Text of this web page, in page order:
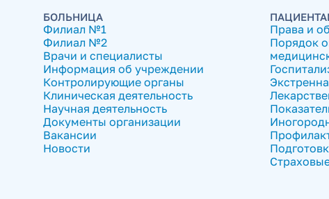
БОЛЬНИЦА
Филиал №1
Филиал №2
Врачи и специалисты
Информация об учреждении
Контролирующие органы
Клиническая деятельность
Научная деятельность
Документы организации
Вакансии
Новости
Права и
Порядок